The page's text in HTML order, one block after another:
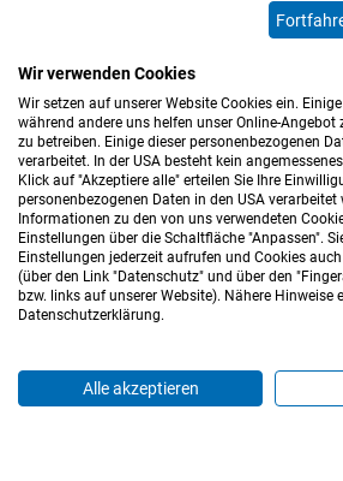
Impressum Datenschutz
Hinweisgeberkanal Blog
Wir verwenden Cookies
Wir setzen auf unserer Website Cookies ein.
während andere uns helfen unser Online-Angebot
zu betreiben. Einige dieser personenbezogenen
verarbeitet. In der USA besteht kein
Klick auf "Akzeptiere alle" erteilen Sie Ihre
personenbezogenen Daten in den USA verarbeitet
Informationen zu den von uns verwendeten
Einstellungen über die Schaltfläche "Anpassen".
Einstellungen jederzeit aufrufen und Cookies
(über den Link "Datenschutz" und über den
bzw. links auf unserer Website). Nähere Hinweise
Datenschutzerklärung.
Alle akzeptieren